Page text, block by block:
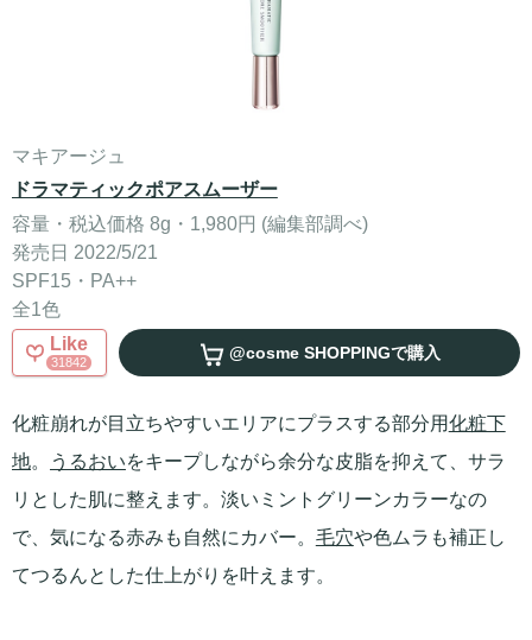
マキアージュ
ドラマティックポアスムーザー
容量・税込価格 8g・1,980円 (編集部調べ)
発売日 2022/5/21
SPF15・PA++
全1色
Like
31842 @cosme SHOPPINGで購入
化粧崩れが目立ちやすいエリアにプラスする部分用化粧下
地。 うるおいをキープしながら余分な皮脂を抑えて、サラ
リとした肌に整えます。淡いミントグリーンカラーなの
で、気になる赤みも自然にカバー。 毛穴や色ムラも補正し
てつるんとした仕上がりを叶えます。